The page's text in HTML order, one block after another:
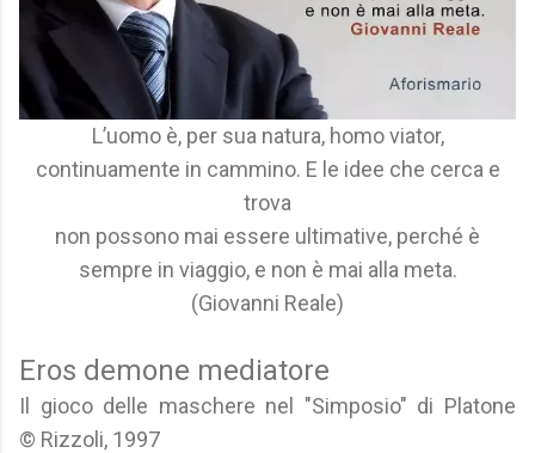
L’uomo è, per sua natura, homo viator,
continuamente in cammino. E le idee che cerca e
trova
non possono mai essere ultimative, perché è
sempre in viaggio, e non è mai alla meta.
(Giovanni Reale)
Eros demone mediatore
Il gioco delle maschere nel "Simposio" di Platone
© Rizzoli, 1997